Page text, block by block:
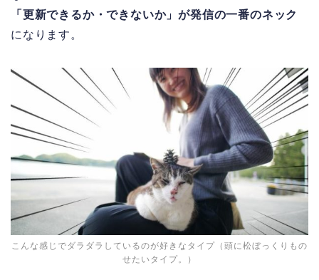
「更新できるか・できないか」が発信の一番のネック
になります。
こんな感じでダラダラしているのが好きなタイプ（頭に松ぼっくりもの
せたいタイプ。）